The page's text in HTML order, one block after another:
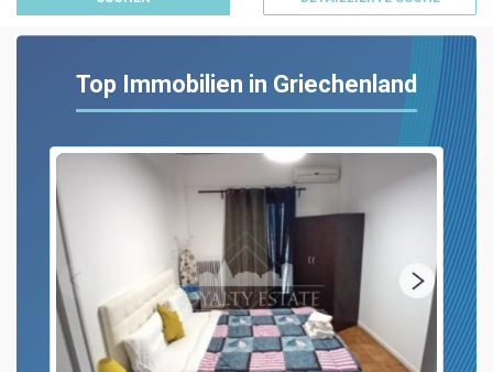
Top Immobilien in Griechenland